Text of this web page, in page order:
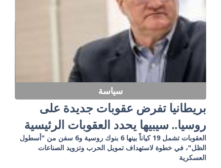
سياسة
بريطانيا تفرض عقوبات جديدة على
روسيا.. سيبيها يحدد العقوبات الرئيسية
العقوبات تشمل 19 كياناً بينها 6 بنوك روسية و6 سفن من "أسطول
الظل"، في خطوة لاستهداف تمويل الحرب وتزويد الصناعات
العسكرية